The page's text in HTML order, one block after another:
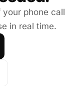
phone call
in real time.